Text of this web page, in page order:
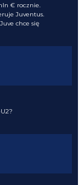
€ rocznie.
Juventus.
chce się